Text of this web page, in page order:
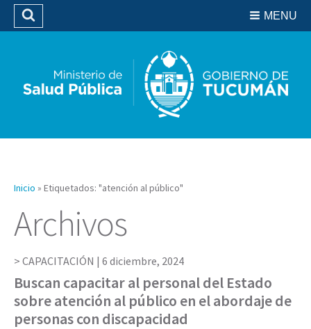
Biblioteca
MENU
Buscar
Inicio » Etiquetados: "atención al público"
Archivos
CAPACITACIÓN | 6 diciembre, 2024
Buscan capacitar al personal del Estado
sobre atención al público en el abordaje de
personas con discapacidad